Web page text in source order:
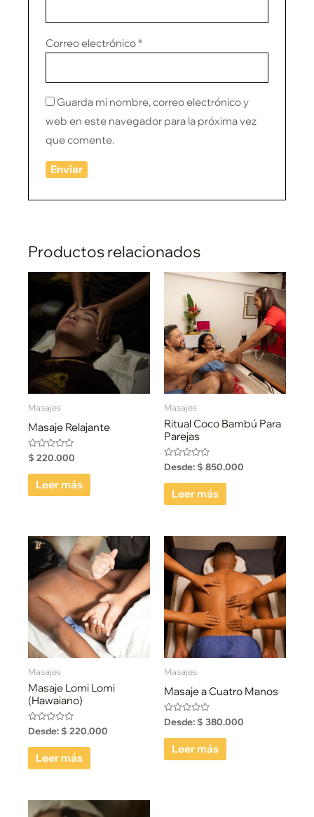
Correo electrónico*
Guarda mi nombre, correo electrónico y
web en este navegador para la próxima vez
que comente.
Productos relacionados
Masajes
Masaje Relajante
Valorado
con
0
de
$ 220.000
Leer más
Masajes
Ritual Coco Bambú Para
Parejas
Valorado
con
0
de
Desde: $ 850.000
Leer más
Masajes
Masaje Lomi Lomi
(Hawaiano)
Valorado
con
0
de
Desde: $ 220.000
Leer más
Masajes
Masaje a Cuatro Manos
Valorado
con
0
de
Desde: $ 380.000
Leer más